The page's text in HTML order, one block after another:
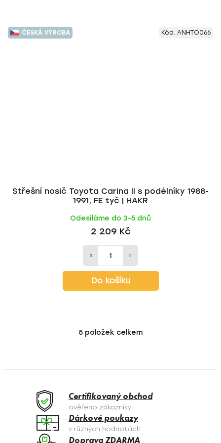
ČESKÁ VÝROBA
Střešní nosič Toyota Carina II s podélníky 1988-
1991, FE tyč | HAKR
Odesíláme do 3-5 dnů
2 209 Kč
Do košíku
Kód: ANHTO066
O
á
c
í
p
r
5položek celkem
Certifikovaný obchod
ověřeno zákazníky
Dárkové poukazy
v různých hodnotách
Doprava ZDARMA